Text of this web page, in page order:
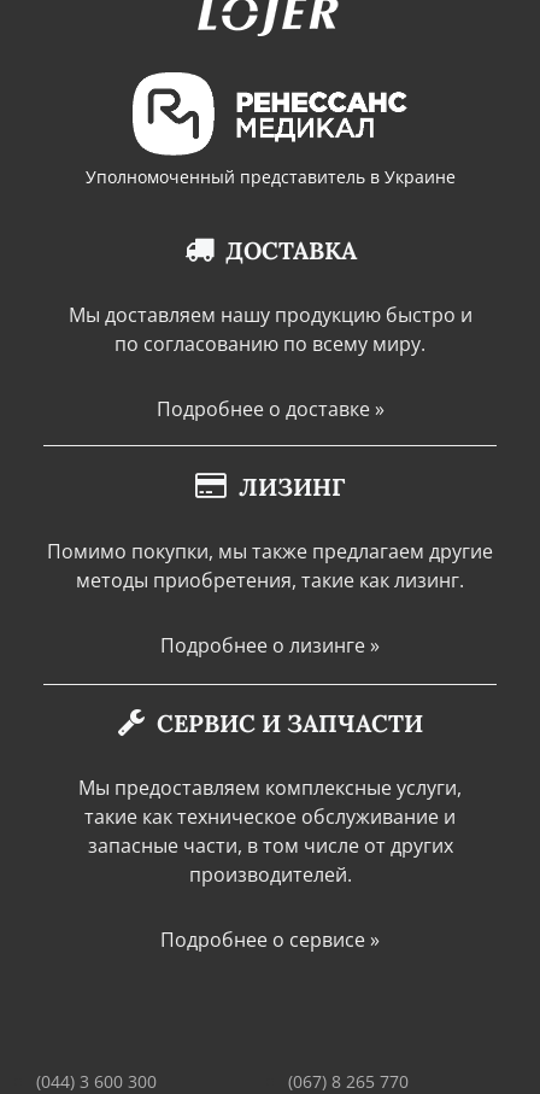
Уполномоченный представитель в Украине
ДОСТАВКА
Мы доставляем нашу продукцию быстро и
по согласованию по всему миру.
Подробнее о доставке »
ЛИЗИНГ
Помимо покупки, мы также предлагаем другие
методы приобретения, такие как лизинг.
Подробнее о лизинге »
СЕРВИС И ЗАПЧАСТИ
Мы предоставляем комплексные услуги,
такие как техническое обслуживание и
запасные части, в том числе от других
производителей.
Подробнее о сервисе »
(044) 3 600 300 (067) 8 265 770